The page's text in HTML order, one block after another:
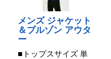
メンズ ジャケット
＆ブルゾン アウタ
ー
■トップスサイズ 単